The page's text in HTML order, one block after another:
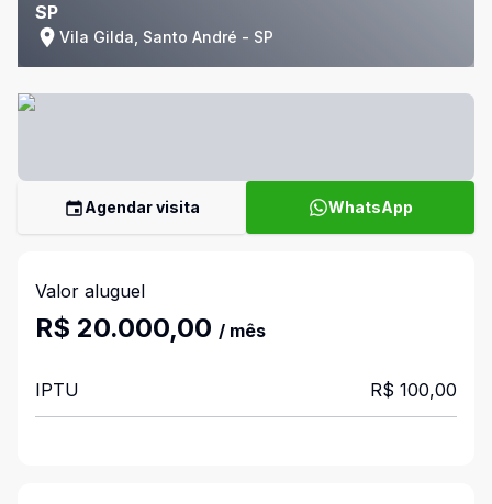
SP
Vila Gilda, Santo André - SP
Agendar visita WhatsApp
Valor aluguel
R$ 20.000,00 / mês
IPTU R$ 100,00